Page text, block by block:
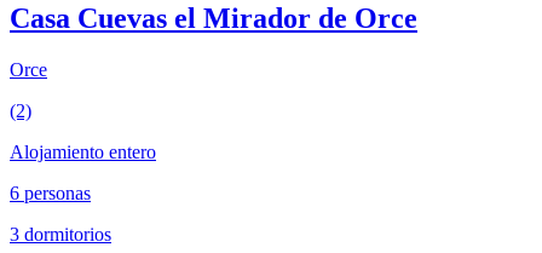
Casa Cuevas el Mirador de Orce
Orce
(2)
Alojamiento entero
6 personas
3 dormitorios